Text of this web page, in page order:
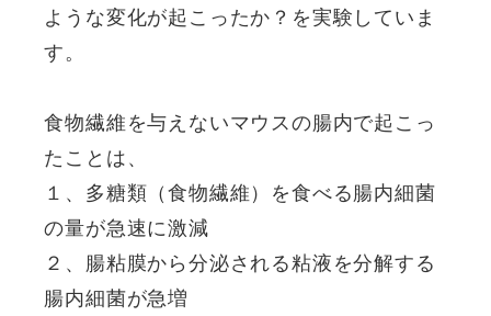
ような変化が起こったか？を実験していま
す。
食物繊維を与えないマウスの腸内で起こっ
たことは、
１、多糖類（食物繊維）を食べる腸内細菌
の量が急速に激減
２、腸粘膜から分泌される粘液を分解する
腸内細菌が急増